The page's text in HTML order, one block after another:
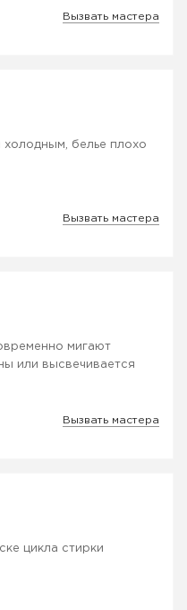
Вызвать мастера
белье плохо
Вызвать мастера
мигают
или высвечивается
Вызвать мастера
цикла стирки